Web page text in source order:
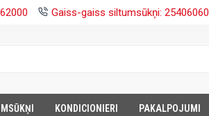
Gaiss-gaiss siltumsūkņi: 25406060
KONDICIONIERI PAKALPOJUMI